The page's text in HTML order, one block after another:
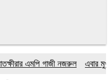
এমপি গাজী নজরুল এবার মুখ